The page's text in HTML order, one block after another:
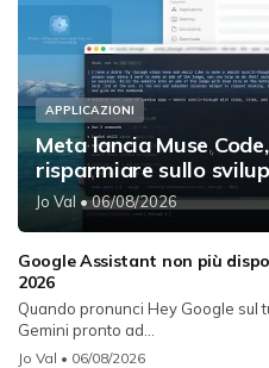
APPLICAZIONI
Meta lancia Muse
risparmiare sullo
Jo Val • 06/08/2026
Google Assistant non più
2026
Quando pronunci Hey Google sul
Gemini pronto ad...
Jo Val • 06/08/2026